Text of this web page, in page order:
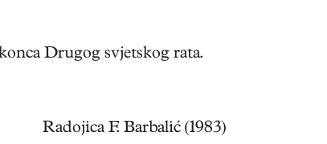
Drugog svjetskog rata.
Radojica F. Barbalić (1983)